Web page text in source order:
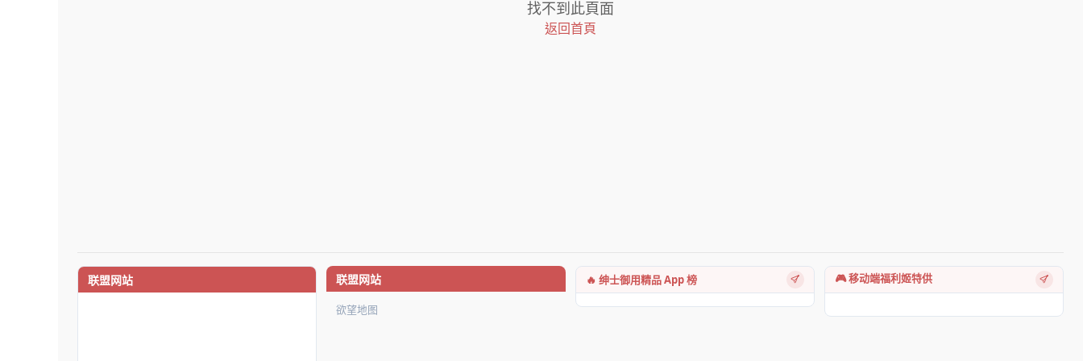
找不到此頁面
返回首頁
联盟网站 联盟网站
欲望地图
🔥 绅士御用精品 App 榜 🎮 移动端福利姬特供